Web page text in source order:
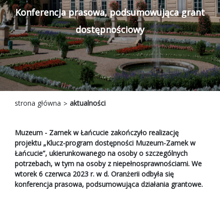
Konferencja prasowa, podsumowująca grant
dostępnościowy
strona główna aktualności
Muzeum - Zamek w Łańcucie zakończyło realizację
projektu „Klucz-program dostępności Muzeum-Zamek w
Łańcucie”, ukierunkowanego na osoby o szczególnych
potrzebach, w tym na osoby z niepełnosprawnościami. We
wtorek 6 czerwca 2023 r. w d. Oranżerii odbyła się
konferencja prasowa, podsumowująca działania grantowe.